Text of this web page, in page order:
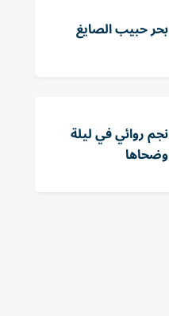
بحر حبيب الصايغ
نجم روائي في ليلة
وضحاها